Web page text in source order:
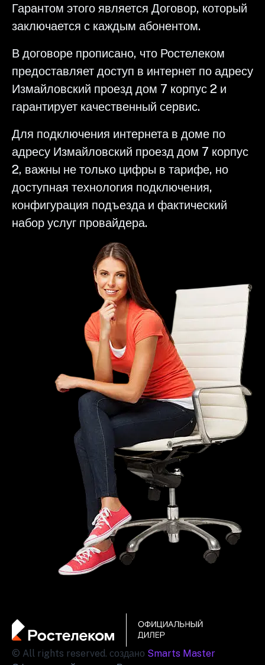
Гарантом этого является Договор, который
заключается с каждым абонентом.
В договоре прописано, что Ростелеком
предоставляет доступ в интернет по адресу
Измайловский проезд дом 7 корпус 2 и
гарантирует качественный сервис.
Для подключения интернета в доме по
адресу Измайловский проезд дом 7 корпус
2, важны не только цифры в тарифе, но
доступная технология подключения,
конфигурация подъезда и фактический
набор услуг провайдера.
© All rights reserved. создано Smarts Master